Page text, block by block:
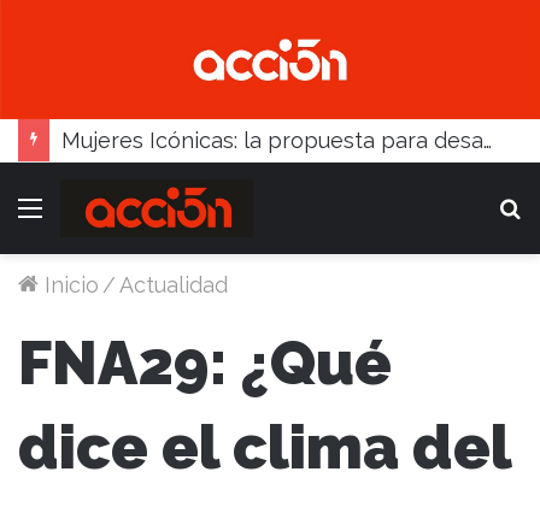
Mujeres Icónicas: la propuesta para desarrollo empresarial femenino que llega a Balcarce
Menú
Inicio /Actualidad
FNA29: ¿Qué
dice el clima del